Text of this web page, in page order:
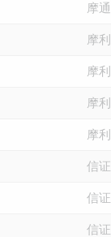
摩通
摩利
摩利
摩利
摩利
信证
信证
信证